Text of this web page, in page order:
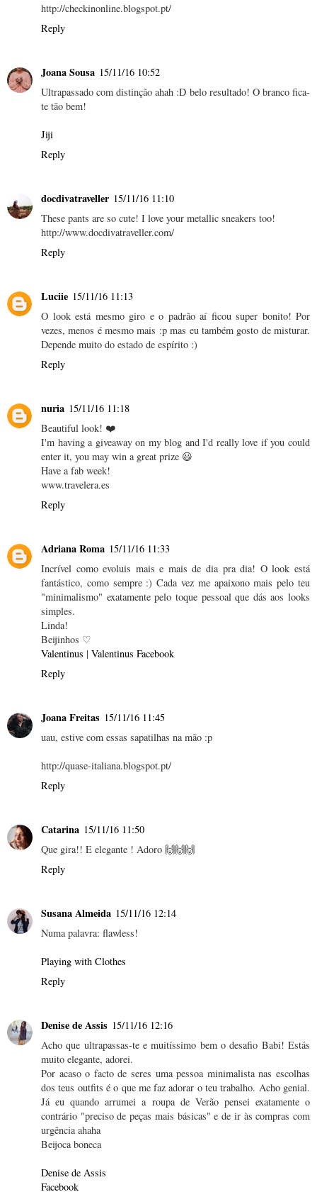
http://checkinonline.blogspot.pt/
Reply
Joana Sousa 15/11/16 10:52
Ultrapassado com distinção ahah :D belo resultado! O branco fica-
te tão bem!
Jiji
Reply
docdivatraveller 15/11/16 11:10
These pants are so cute! I love your metallic sneakers too!
http://www.docdivatraveller.com/
Reply
Luciie 15/11/16 11:13
O look está mesmo giro e o padrão aí ficou super bonito! Por
vezes, menos é mesmo mais :p mas eu também gosto de misturar.
Depende muito do estado de espírito :)
Reply
nuria 15/11/16 11:18
Beautiful look! ❤️
I'm having a giveaway on my blog and I'd really love if you could
enter it, you may win a great prize 😃
Have a fab week!
www.travelera.es
Reply
Adriana Roma 15/11/16 11:33
Incrível como evoluis mais e mais de dia pra dia! O look está
fantástico, como sempre :) Cada vez me apaixono mais pelo teu
"minimalismo" exatamente pelo toque pessoal que dás aos looks
simples.
Linda!
Beijinhos ♡
Valentinus | Valentinus Facebook
Reply
Joana Freitas 15/11/16 11:45
uau, estive com essas sapatilhas na mão :p
http://quase-italiana.blogspot.pt/
Reply
Catarina 15/11/16 11:50
Que gira!! E elegante ! Adoro 🙌🙌🙌
Reply
Susana Almeida 15/11/16 12:14
Numa palavra: flawless!
Playing with Clothes
Reply
Denise de Assis 15/11/16 12:16
Acho que ultrapassas-te e muitíssimo bem o desafio Babi! Estás
muito elegante, adorei.
Por acaso o facto de seres uma pessoa minimalista nas escolhas
dos teus outfits é o que me faz adorar o teu trabalho. Acho genial.
Já eu quando arrumei a roupa de Verão pensei exatamente o
contrário "preciso de peças mais básicas" e de ir às compras com
urgência ahaha
Beijoca boneca
Denise de Assis
Facebook